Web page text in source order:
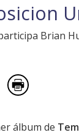
Brian
álbum de